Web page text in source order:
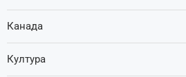
Канада
Култура